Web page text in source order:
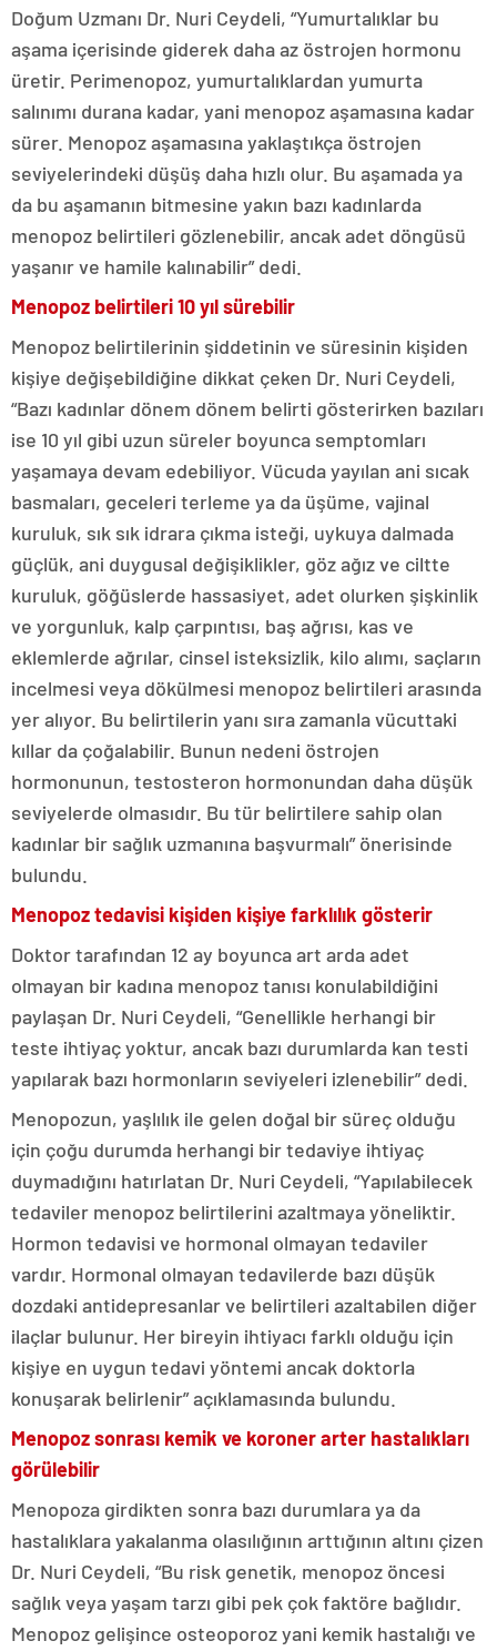
Doğum Uzmanı Dr. Nuri Ceydeli, “Yumurtalıklar bu
aşama içerisinde giderek daha az östrojen hormonu
üretir. Perimenopoz, yumurtalıklardan yumurta
salınımı durana kadar, yani menopoz aşamasına kadar
sürer. Menopoz aşamasına yaklaştıkça östrojen
seviyelerindeki düşüş daha hızlı olur. Bu aşamada ya
da bu aşamanın bitmesine yakın bazı kadınlarda
menopoz belirtileri gözlenebilir, ancak adet döngüsü
yaşanır ve hamile kalınabilir” dedi.
Menopoz belirtileri 10 yıl sürebilir
Menopoz belirtilerinin şiddetinin ve süresinin kişiden
kişiye değişebildiğine dikkat çeken Dr. Nuri Ceydeli,
“Bazı kadınlar dönem dönem belirti gösterirken bazıları
ise 10 yıl gibi uzun süreler boyunca semptomları
yaşamaya devam edebiliyor. Vücuda yayılan ani sıcak
basmaları, geceleri terleme ya da üşüme, vajinal
kuruluk, sık sık idrara çıkma isteği, uykuya dalmada
güçlük, ani duygusal değişiklikler, göz ağız ve ciltte
kuruluk, göğüslerde hassasiyet, adet olurken şişkinlik
ve yorgunluk, kalp çarpıntısı, baş ağrısı, kas ve
eklemlerde ağrılar, cinsel isteksizlik, kilo alımı, saçların
incelmesi veya dökülmesi menopoz belirtileri arasında
yer alıyor. Bu belirtilerin yanı sıra zamanla vücuttaki
kıllar da çoğalabilir. Bunun nedeni östrojen
hormonunun, testosteron hormonundan daha düşük
seviyelerde olmasıdır. Bu tür belirtilere sahip olan
kadınlar bir sağlık uzmanına başvurmalı” önerisinde
bulundu.
Menopoz tedavisi kişiden kişiye farklılık gösterir
Doktor tarafından 12 ay boyunca art arda adet
olmayan bir kadına menopoz tanısı konulabildiğini
paylaşan Dr. Nuri Ceydeli, “Genellikle herhangi bir
teste ihtiyaç yoktur, ancak bazı durumlarda kan testi
yapılarak bazı hormonların seviyeleri izlenebilir” dedi.
Menopozun, yaşlılık ile gelen doğal bir süreç olduğu
için çoğu durumda herhangi bir tedaviye ihtiyaç
duymadığını hatırlatan Dr. Nuri Ceydeli, “Yapılabilecek
tedaviler menopoz belirtilerini azaltmaya yöneliktir.
Hormon tedavisi ve hormonal olmayan tedaviler
vardır. Hormonal olmayan tedavilerde bazı düşük
dozdaki antidepresanlar ve belirtileri azaltabilen diğer
ilaçlar bulunur. Her bireyin ihtiyacı farklı olduğu için
kişiye en uygun tedavi yöntemi ancak doktorla
konuşarak belirlenir” açıklamasında bulundu.
Menopoz sonrası kemik ve koroner arter hastalıkları
görülebilir
Menopoza girdikten sonra bazı durumlara ya da
hastalıklara yakalanma olasılığının arttığının altını çizen
Dr. Nuri Ceydeli, “Bu risk genetik, menopoz öncesi
sağlık veya yaşam tarzı gibi pek çok faktöre bağlıdır.
Menopoz gelişince osteoporoz yani kemik hastalığı ve